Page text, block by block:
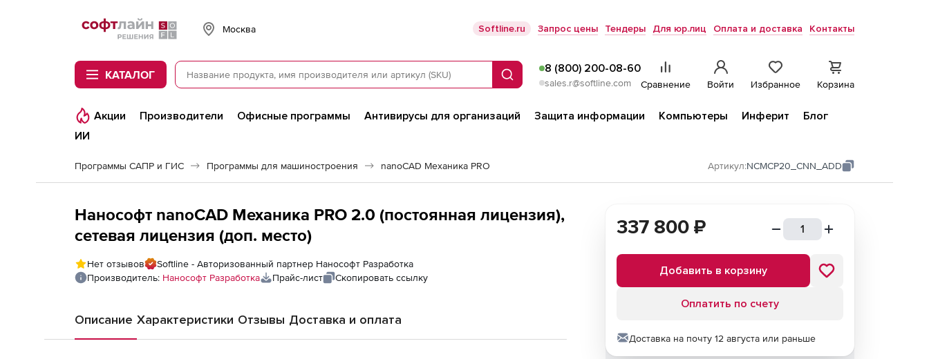
Softline
Москва Softline.ru Запрос цены Тендеры Для юр.лиц Оплата и доставка Контакты
КАТАЛОГ Поиск
8 (800) 200-08-60
sales.r@softline.com Сравнение Войти Избранное Корзина
Акции Производители Офисные программы Антивирусы для организаций Защита информации Компьютеры Инферит
Блог
ИИ
Программы САПР и ГИС Программы для машиностроения nanoCAD Механика PRO Артикул:NCMCP20_CNN_ADD
Нанософт nanoCAD Механика PRO 2.0 (постоянная лицензия),
сетевая лицензия (доп. место)
Нет отзывов
Softline - Авторизованный партнер Нанософт Разработка
Производитель: Нанософт Разработка Прайс-лист Скопировать ссылку
Описание Характеристики Отзывы Доставка и оплата
337 800 ₽
Добавить в корзину
Оплатить по счету
Доставка на почту 12 августа или раньше